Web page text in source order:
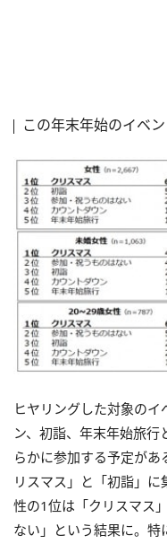
この年末年始のイベ
ヒヤリングした対象の
ン、初詣、年末年始旅
らかに参加する予定が
リスマス」と「初詣」
性の1位は「クリスマス
ない」という結果に。